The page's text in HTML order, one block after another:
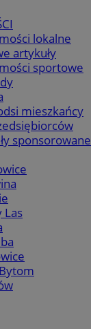
lokalne
artykuły
sportowe
mieszkańcy
sponsorowane
Las